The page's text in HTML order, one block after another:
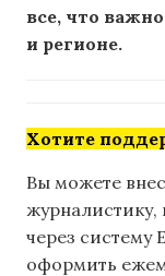
все, что
и регионе.
Хотите
Вы можете
журналистику,
через систему
оформить